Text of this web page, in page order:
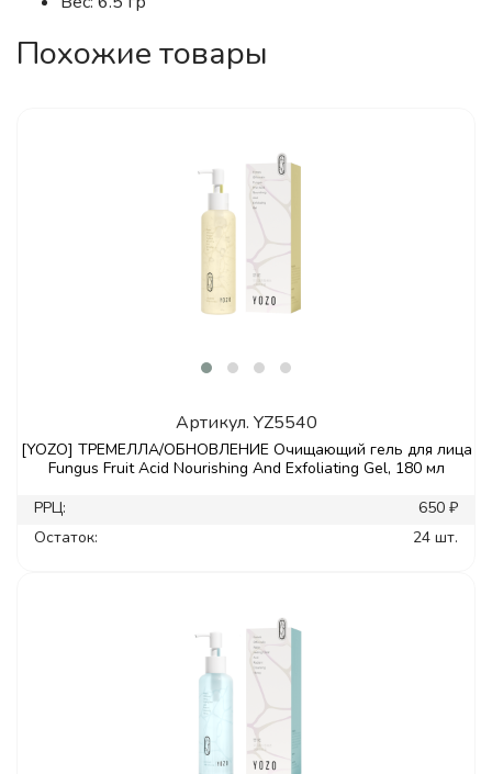
Похожие товары
Артикул. YZ5540
[YOZO] ТРЕМЕЛЛА/ОБНОВЛЕНИЕ Очищающий гель для лица
Fungus Fruit Acid Nourishing And Exfoliating Gel, 180 мл
РРЦ:
650 ₽
Остаток:
24 шт.